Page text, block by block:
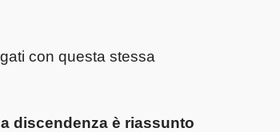
con questa stessa
discendenza è riassunto